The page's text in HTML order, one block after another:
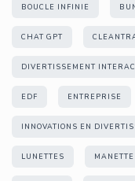
BOUCLE INFINIE
CHAT GPT
DIVERTISSEMENT
EDF ENTREPRISE
INNOVATIONS EN
LUNETTES